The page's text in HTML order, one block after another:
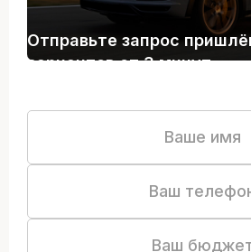
Отправьте запрос
вариантов от 3 минут